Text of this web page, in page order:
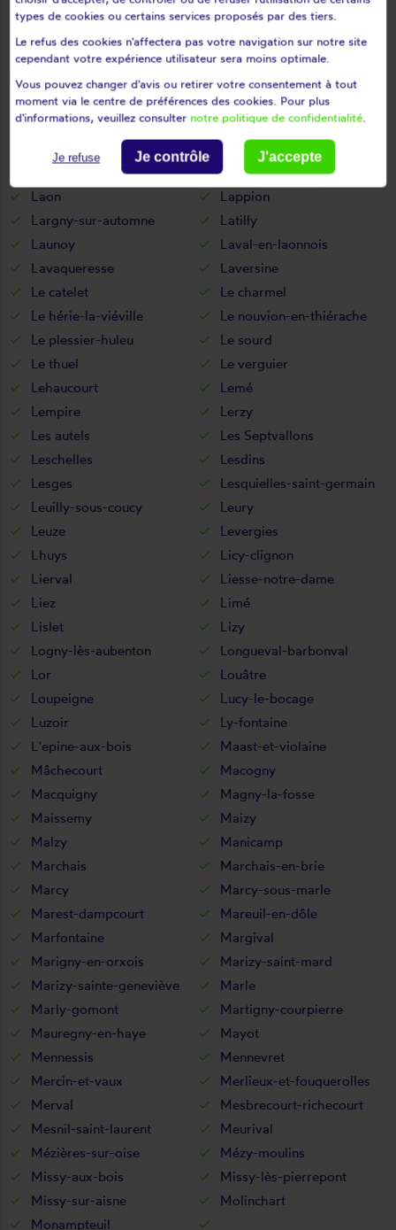
La neuville-lès-dorengt
La vallée-au-blé
La vallée-mulâtre
La ville-aux-bois-lès-dizy
La ville-aux-bois-lès-pontavert
Laffaux
Laigny
Lanchy
Landicourt
Landifay-et-bertaignemont
Landouzy-la-cour
Landouzy-la-ville
Laniscourt
Laon
Lappion
Largny-sur-automne
Latilly
Launoy
Laval-en-laonnois
Lavaqueresse
Laversine
Le catelet
Le charmel
Le hérie-la-viéville
Le nouvion-en-thiérache
Le plessier-huleu
Le sourd
Le thuel
Le verguier
Lehaucourt
Lemé
Lempire
Lerzy
Les autels
Les Septvallons
Leschelles
Lesdins
Lesges
Lesquielles-saint-germain
Leuilly-sous-coucy
Leury
Leuze
Levergies
Lhuys
Licy-clignon
Lierval
Liesse-notre-dame
Liez
Limé
Lislet
Lizy
Logny-lès-aubenton
Longueval-barbonval
Lor
Louâtre
Loupeigne
Lucy-le-bocage
Luzoir
Ly-fontaine
L'epine-aux-bois
Maast-et-violaine
Mâchecourt
Macogny
Macquigny
Magny-la-fosse
Maissemy
Maizy
Malzy
Manicamp
Marchais
Marchais-en-brie
Marcy
Marcy-sous-marle
Marest-dampcourt
Mareuil-en-dôle
Marfontaine
Margival
Marigny-en-orxois
Marizy-saint-mard
Marizy-sainte-geneviève
Marle
Marly-gomont
Martigny-courpierre
Mauregny-en-haye
Mayot
Mennessis
Mennevret
Mercin-et-vaux
Merlieux-et-fouquerolles
Merval
Mesbrecourt-richecourt
Mesnil-saint-laurent
Meurival
Mézières-sur-oise
Mézy-moulins
Missy-aux-bois
Missy-lès-pierrepont
Missy-sur-aisne
Molinchart
Monampteuil
types de cookies ou certains services proposés par des tiers.
Le refus des cookies n'affectera pas votre navigation sur notre site
cependant votre expérience utilisateur sera moins optimale.
Vous pouvez changer d'avis ou retirer votre consentement à tout
moment via le centre de préférences des cookies. Pour plus
d'informations, veuillez consulter notre politique de confidentialité.
Je refuse Je contrôle J'accepte